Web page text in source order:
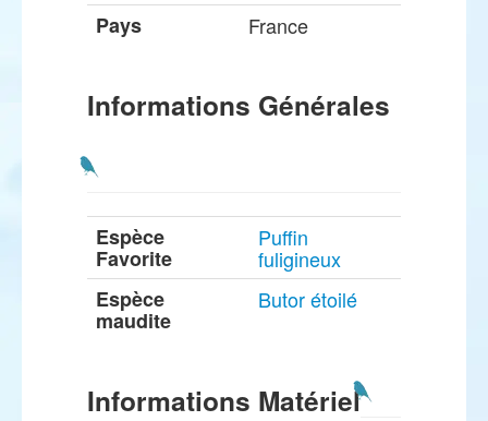
Pays France
Informations Générales
Espèce
Favorite
Puffin
fuligineux
Espèce
maudite
Butor étoilé
Informations Matériel